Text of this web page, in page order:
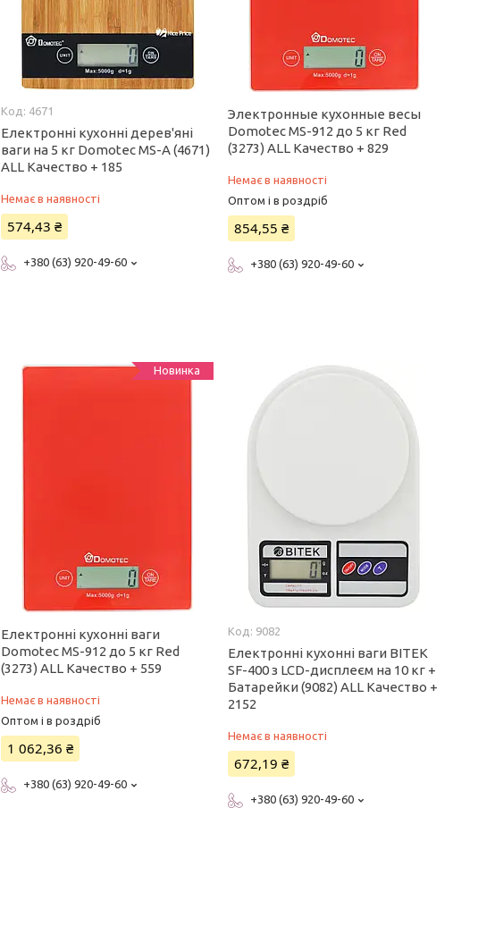
4671
Електронні кухонні дерев'яні
ваги на 5 кг Domotec MS-A (4671)
ALL Качество + 185
Немає в наявності
574,43 ₴
+380 (63) 920-49-60
Электронные кухонные весы
Domotec MS-912 до 5 кг Red
(3273) ALL Качество + 829
Немає в наявності
Оптом і в роздріб
854,55 ₴
+380 (63) 920-49-60
Новинка
Електронні кухонні ваги
Domotec MS-912 до 5 кг Red
(3273) ALL Качество + 559
Немає в наявності
Оптом і в роздріб
1 062,36 ₴
+380 (63) 920-49-60
9082
Електронні кухонні ваги ВІТЕК
SF-400 з LCD-дисплеєм на 10 кг +
Батарейки (9082) ALL Качество +
2152
Немає в наявності
672,19 ₴
+380 (63) 920-49-60